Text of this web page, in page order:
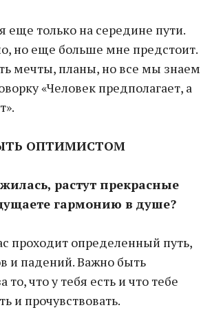
еще только на середине пути.
но еще больше мне предстоит.
мечты, планы, но все мы знаем
«Человек предполагает, а
ОПТИМИСТОМ
растут прекрасные
гармонию в душе?
проходит определенный путь,
и падений. Важно быть
то, что у тебя есть и что тебе
и прочувствовать.